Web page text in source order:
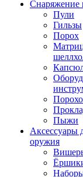
Снаряжение
Пули
Гильзы
Порох
Пыжи
Аксессуары
оружия